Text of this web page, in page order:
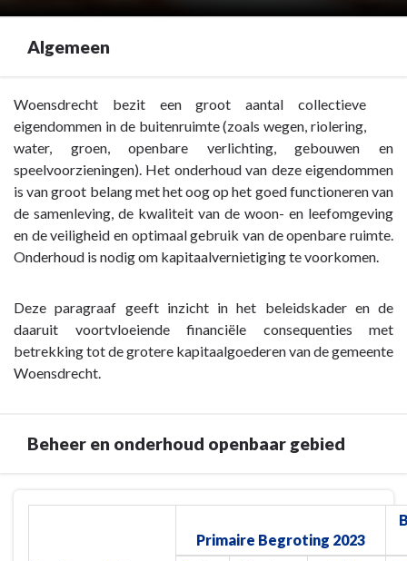
Algemeen
Terug
naar
navigatie
Paragraaf
Onderhoud
kapitaalgoederen
Algemeen
Woensdrecht bezit een groot aantal collectieve
eigendommen in de buitenruimte (zoals wegen, riolering,
water, groen, openbare verlichting, gebouwen en
speelvoorzieningen). Het onderhoud van deze eigendommen
is van groot belang met het oog op het goed functioneren van
de samenleving, de kwaliteit van de woon- en leefomgeving
en de veiligheid en optimaal gebruik van de openbare ruimte.
Onderhoud is nodig om kapitaalvernietiging te voorkomen.
Deze paragraaf geeft inzicht in het beleidskader en de
daaruit voortvloeiende financiële consequenties met
betrekking tot de grotere kapitaalgoederen van de gemeente
Woensdrecht.
Beheer en onderhoud openbaar gebied
Primaire Begroting 2023